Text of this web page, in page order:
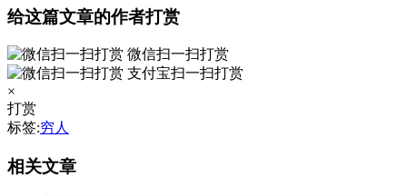
给这篇文章的作者打赏
微信扫一扫打赏
支付宝扫一扫打赏
×
打赏
标签:穷人
相关文章